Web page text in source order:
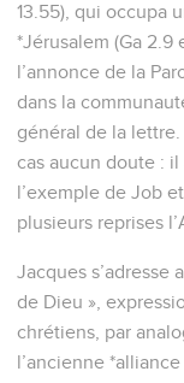
13.55), qui occupa
*Jérusalem (Ga 2.9
l’annonce de la
dans la
général de la
cas aucun doute : il
l’exemple de Job
plusieurs reprises
Jacques s’adresse
de Dieu »,
chrétiens, par
l’ancienne